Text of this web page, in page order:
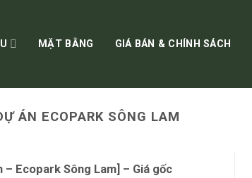
MẶT BẰNG GIÁ BÁN & CHÍNH SÁCH
ÁN ECOPARK SÔNG LAM
Ecopark Sông Lam] – Giá gốc